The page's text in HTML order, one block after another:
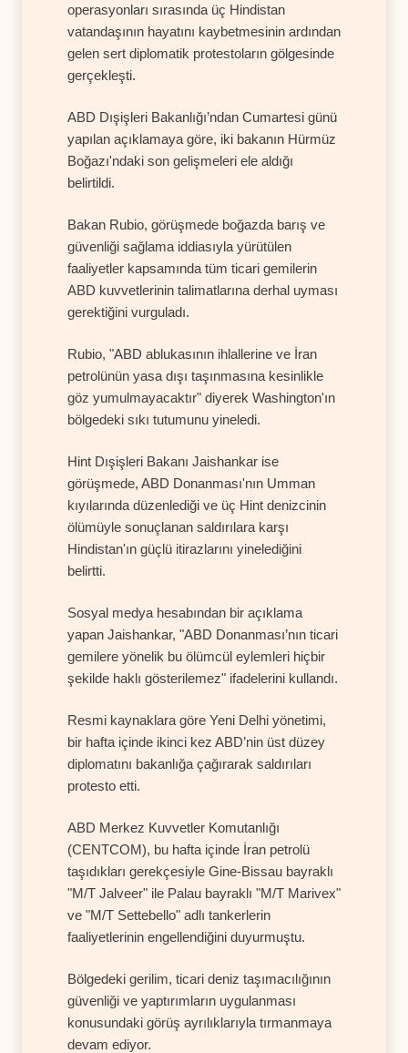
operasyonları sırasında üç Hindistan
vatandaşının hayatını kaybetmesinin ardından
gelen sert diplomatik protestoların gölgesinde
gerçekleşti.
ABD Dışişleri Bakanlığı’ndan Cumartesi günü
yapılan açıklamaya göre, iki bakanın Hürmüz
Boğazı'ndaki son gelişmeleri ele aldığı
belirtildi.
Bakan Rubio, görüşmede boğazda barış ve
güvenliği sağlama iddiasıyla yürütülen
faaliyetler kapsamında tüm ticari gemilerin
ABD kuvvetlerinin talimatlarına derhal uyması
gerektiğini vurguladı.
Rubio, "ABD ablukasının ihlallerine ve İran
petrolünün yasa dışı taşınmasına kesinlikle
göz yumulmayacaktır" diyerek Washington'ın
bölgedeki sıkı tutumunu yineledi.
Hint Dışişleri Bakanı Jaishankar ise
görüşmede, ABD Donanması'nın Umman
kıyılarında düzenlediği ve üç Hint denizcinin
ölümüyle sonuçlanan saldırılara karşı
Hindistan'ın güçlü itirazlarını yinelediğini
belirtti.
Sosyal medya hesabından bir açıklama
yapan Jaishankar, "ABD Donanması’nın ticari
gemilere yönelik bu ölümcül eylemleri hiçbir
şekilde haklı gösterilemez" ifadelerini kullandı.
Resmi kaynaklara göre Yeni Delhi yönetimi,
bir hafta içinde ikinci kez ABD’nin üst düzey
diplomatını bakanlığa çağırarak saldırıları
protesto etti.
ABD Merkez Kuvvetler Komutanlığı
(CENTCOM), bu hafta içinde İran petrolü
taşıdıkları gerekçesiyle Gine-Bissau bayraklı
"M/T Jalveer" ile Palau bayraklı "M/T Marivex"
ve "M/T Settebello" adlı tankerlerin
faaliyetlerinin engellendiğini duyurmuştu.
Bölgedeki gerilim, ticari deniz taşımacılığının
güvenliği ve yaptırımların uygulanması
konusundaki görüş ayrılıklarıyla tırmanmaya
devam ediyor.